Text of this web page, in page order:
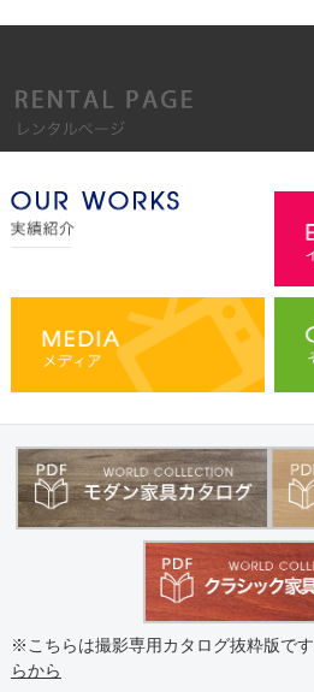
※こちらは撮影専用カタログ抜粋版で
らから